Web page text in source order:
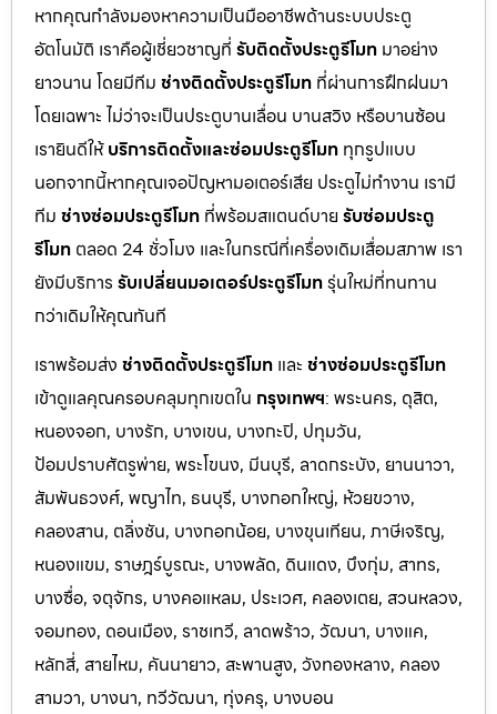
หากคุณกำลังมองหาความเป็นมืออาชีพด้านระบบประตู
อัตโนมัติ เราคือผู้เชี่ยวชาญที่ รับติดตั้งประตูรีโมท มาอย่าง
ยาวนาน โดยมีทีม ช่างติดตั้งประตูรีโมท ที่ผ่านการฝึกฝนมา
โดยเฉพาะ ไม่ว่าจะเป็นประตูบานเลื่อน บานสวิง หรือบานซ้อน
เรายินดีให้บริการติดตั้งและซ่อมประตูรีโมท ทุกรูปแบบ
นอกจากนี้หากคุณเจอปัญหามอเตอร์เสีย ประตูไม่ทำงาน เรามี
ทีม ช่างซ่อมประตูรีโมท ที่พร้อมสแตนด์บาย รับซ่อมประตู
รีโมท ตลอด 24 ชั่วโมง และในกรณีที่เครื่องเดิมเสื่อมสภาพ เรา
ยังมีบริการ รับเปลี่ยนมอเตอร์ประตูรีโมทรุ่นใหม่ที่ทนทาน
กว่าเดิมให้คุณทันที
เราพร้อมส่ง ช่างติดตั้งประตูรีโมท และ ช่างซ่อมประตูรีโมท
เข้าดูแลคุณครอบคลุมทุกเขตใน กรุงเทพฯ: พระนคร, ดุสิต,
หนองจอก, บางรัก, บางเขน, บางกะปิ, ปทุมวัน,
ป้อมปราบศัตรูพ่าย, พระโขนง, มีนบุรี, ลาดกระบัง, ยานนาวา,
สัมพันธวงศ์, พญาไท, ธนบุรี, บางกอกใหญ่, ห้วยขวาง,
คลองสาน, ตลิ่งชัน, บางกอกน้อย, บางขุนเทียน, ภาษีเจริญ,
หนองแขม, ราษฎร์บูรณะ, บางพลัด, ดินแดง, บึงกุ่ม, สาทร,
บางซื่อ, จตุจักร, บางคอแหลม, ประเวศ, คลองเตย, สวนหลวง,
จอมทอง, ดอนเมือง, ราชเทวี, ลาดพร้าว, วัฒนา, บางแค,
หลักสี่, สายไหม, คันนายาว, สะพานสูง, วังทองหลาง, คลอง
สามวา, บางนา, ทวีวัฒนา, ทุ่งครุ, บางบอน